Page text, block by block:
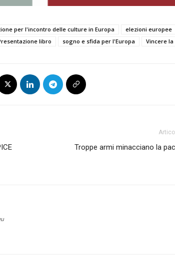
per l'incontro delle culture in Europa
elezioni europee
libro sogno e sfida per l'Europa Vincere la
Troppe armi minacciano la